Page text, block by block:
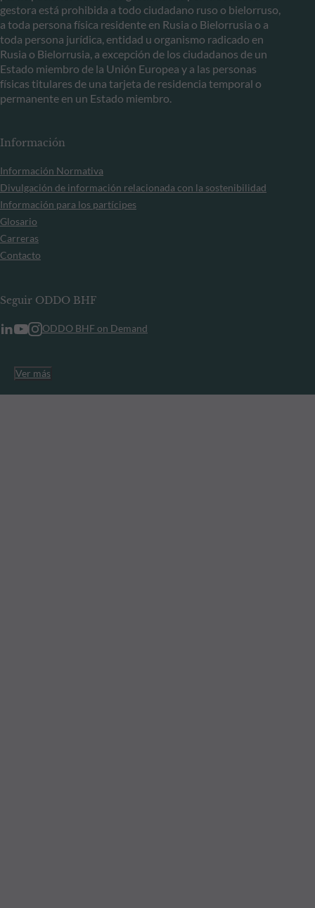
gestora está prohibida a todo ciudadano ruso o bielorruso,
a toda persona física residente en Rusia o Bielorrusia o a
toda persona jurídica, entidad u organismo radicado en
Rusia o Bielorrusia, a excepción de los ciudadanos de un
Estado miembro de la Unión Europea y a las personas
físicas titulares de una tarjeta de residencia temporal o
permanente en un Estado miembro.
Información
Información Normativa
Divulgación de información relacionada con la sostenibilidad
Información para los partícipes
Glosario
Carreras
Contacto
Seguir ODDO BHF
ODDO BHF on Demand
Ver más